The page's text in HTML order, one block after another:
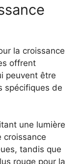
la croissance
offrent
peuvent être
spécifiques de
une lumière
croissance
tandis que
rouge pour la